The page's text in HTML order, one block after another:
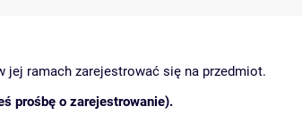
ramach zarejestrować się na przedmiot.
prośbę o zarejestrowanie).